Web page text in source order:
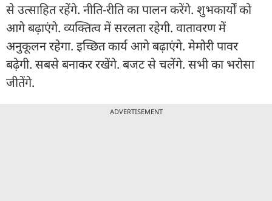
से उत्साहित रहेंगे. नीति-रीति का पालन करेंगे. शुभकार्यों को
आगे बढ़ाएंगे. व्यक्तित्व में सरलता रहेगी. वातावरण में
अनुकूलन रहेगा. इच्छित कार्य आगे बढ़ाएंगे. मेमोरी पावर
बढ़ेगी. सबसे बनाकर रखेंगे. बजट से चलेंगे. सभी का भरोसा
जीतेंगे.
ADVERTISEMENT